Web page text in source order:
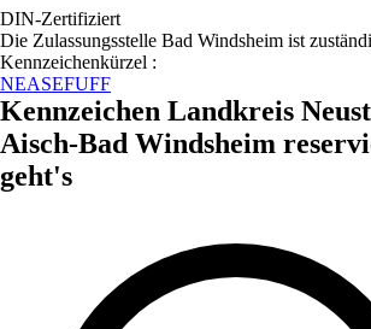
DIN-Zertifiziert
Die Zulassungsstelle Bad Windsheim ist
Kennzeichenkürzel :
NEASEFUFF
Kennzeichen Landkreis
Aisch-Bad Windsheim
geht's